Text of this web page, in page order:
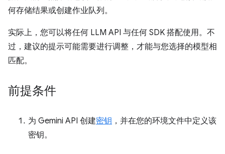
何存储结果或创建作业队列。
实际上，您可以将任何 LLM API 与任何 SDK 搭配使用。不
过，建议的提示可能需要进行调整，才能与您选择的模型相
匹配。
前提条件
为 Gemini API 创建密钥 ，并在您的环境文件中定义该
密钥。